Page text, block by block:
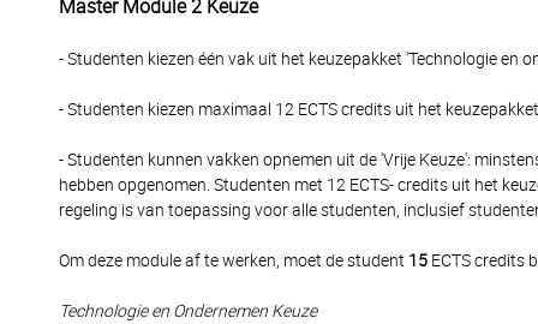
Master Module 2 Keuze
- Studenten kiezen één vak uit het keuzepakket 'Technologie en
- Studenten kiezen maximaal 12 ECTS credits uit het
- Studenten kunnen vakken opnemen uit de 'Vrije Keuze':
hebben opgenomen. Studenten met 12 ECTS- credits uit het
regeling is van toepassing voor alle studenten, inclusief
Om deze module af te werken, moet de student 15 ECTS credits
Technologie en Ondernemen Keuze